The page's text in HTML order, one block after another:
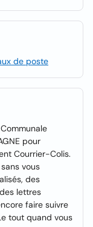
de poste
pour
Courrier-Colis.
vous
des
lettres
faire suivre
tout quand vous